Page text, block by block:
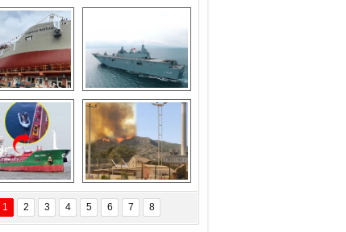
Tersanesi,
Bayrak
suya
indirdi
TCG Anadolu,
tersane teknik
seyrini tamamladı
Türk
MINA DENIZ
yetişti
Milas’taki yangın
yeniden termik
santrallere doğru
ilerliyor
1 2 3 4 5 6 7 8